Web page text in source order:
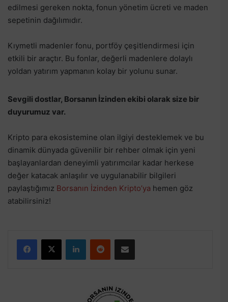
edilmesi gereken nokta, fonun yönetim ücreti ve maden
sepetinin dağılımıdır.
Kıymetli madenler fonu, portföy çeşitlendirmesi için
etkili bir araçtır. Bu fonlar, değerli madenlere dolaylı
yoldan yatırım yapmanın kolay bir yolunu sunar.
Sevgili dostlar, Borsanın İzinden ekibi olarak size bir
duyurumuz var.
Kripto para ekosistemine olan ilgiyi desteklemek ve bu
dinamik dünyada güvenilir bir rehber olmak için yeni
başlayanlardan deneyimli yatırımcılar kadar herkese
değer katacak anlaşılır ve uygulanabilir bilgileri
paylaştığımız Borsanın İzinden Kripto’ya hemen göz
atabilirsiniz!